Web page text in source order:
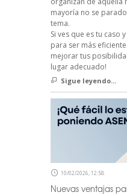
mayoría no se
tema.
Si ves que es tu caso
para ser más
mejorar tus
lugar adecuado!
Sigue leyendo...
10/02/2026, 12:58
Nuevas ventajas